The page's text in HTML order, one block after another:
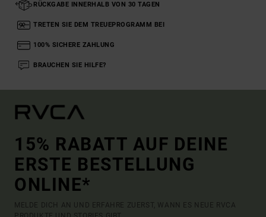
RÜCKGABE INNERHALB VON 30 TAGEN
TRETEN SIE DEM TREUEPROGRAMM BEI
100% SICHERE ZAHLUNG
BRAUCHEN SIE HILFE?
15% RABATT AUF DEINE
ERSTE BESTELLUNG
ONLINE*
MELDE DICH AN UND ERFAHRE ZUERST, WANN ES NEUE RVCA